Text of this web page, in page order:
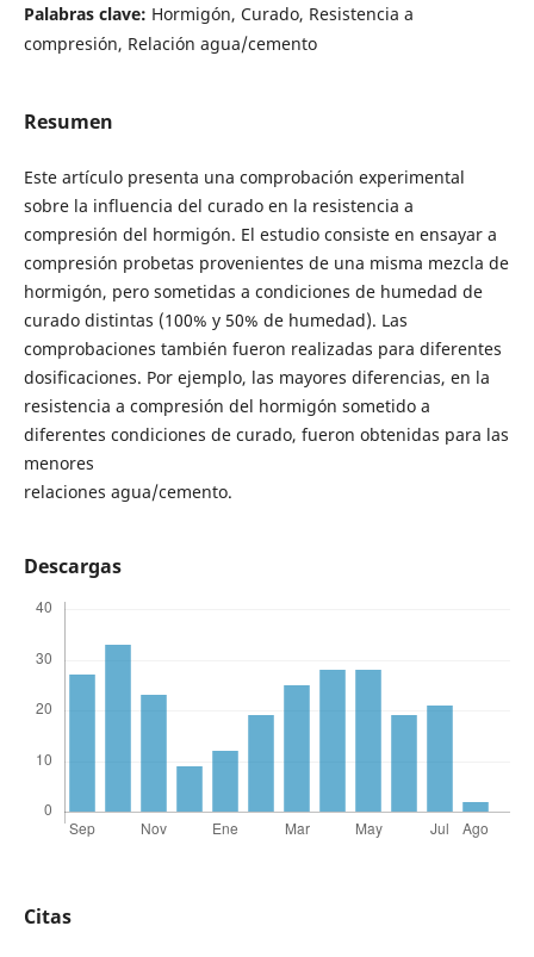
Palabras clave: Hormigón, Curado, Resistencia a
compresión, Relación agua/cemento
Resumen
Este artículo presenta una comprobación experimental
sobre la influencia del curado en la resistencia a
compresión del hormigón. El estudio consiste en ensayar a
compresión probetas provenientes de una misma mezcla de
hormigón, pero sometidas a condiciones de humedad de
curado distintas (100% y 50% de humedad). Las
comprobaciones también fueron realizadas para diferentes
dosificaciones. Por ejemplo, las mayores diferencias, en la
resistencia a compresión del hormigón sometido a
diferentes condiciones de curado, fueron obtenidas para las
menores
relaciones agua/cemento.
Descargas
Citas